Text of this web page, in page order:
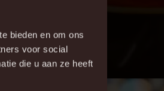
bieden en om ons
voor social
die u aan ze heeft
Arena via de